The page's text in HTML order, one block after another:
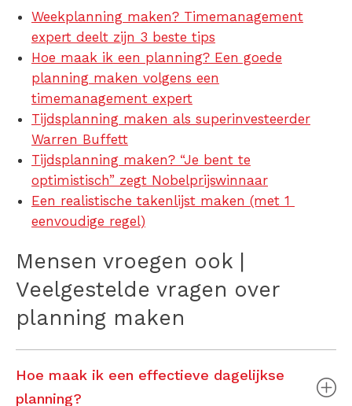
Weekplanning maken? Timemanagement
expert deelt zijn 3 beste tips
Hoe maak ik een planning? Een goede
planning maken volgens een
timemanagement expert
Tijdsplanning maken als superinvesteerder
Warren Buffett
Tijdsplanning maken? “Je bent te
optimistisch” zegt Nobelprijswinnaar
Een realistische takenlijst maken (met 1
eenvoudige regel)
Mensen vroegen ook |
Veelgestelde vragen over
planning maken
Hoe maak ik een effectieve dagelijkse
planning?